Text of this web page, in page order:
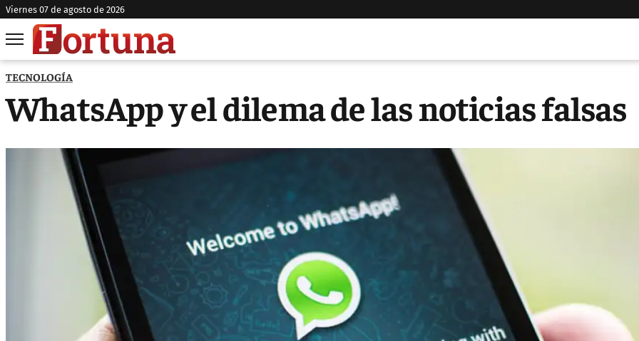
viernes 07 de agosto de 2026
TECNOLOGÍA
WhatsApp y el dilema de las noticias falsas